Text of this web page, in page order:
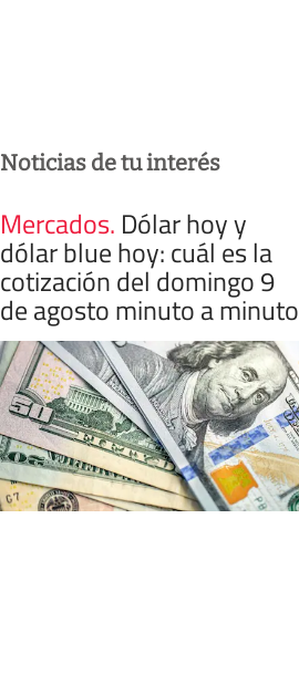
Noticias de tu interés
Mercados. Dólar hoy y
dólar blue hoy: cuál es la
cotización del domingo 9
de agosto minuto a minuto